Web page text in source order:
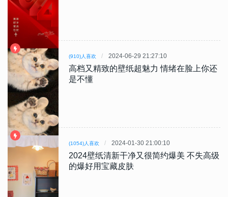
(910)人喜欢 2024-06-29 21:27:10
高档又精致的壁纸超魅力 情绪在脸上你还
是不懂
(1054)人喜欢 2024-01-30 21:00:10
2024壁纸清新干净又很简约爆美 不失高级
的爆好用宝藏皮肤